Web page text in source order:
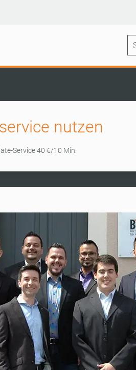
nutzen
Service 40 €/10 Min.